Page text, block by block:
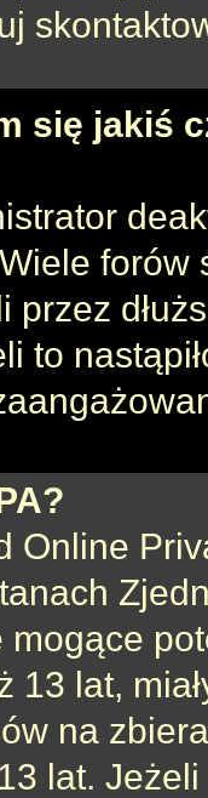
się jakiś
forów
przez
to
Online
mogące
13 lat,
na
lat.